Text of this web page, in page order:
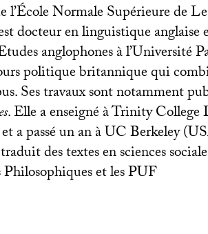
l’École Normale Supérieure de
docteur en linguistique
anglophones à l’Université
politique britannique qui
Ses travaux sont notamment
. Elle a enseigné à Trinity
a passé un an àUCBerkeley (
des textes en sciences
et lesPUF